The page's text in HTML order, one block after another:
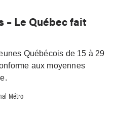
– Le Québec fait
Québécois de 15 à 29
aux moyennes
Métro